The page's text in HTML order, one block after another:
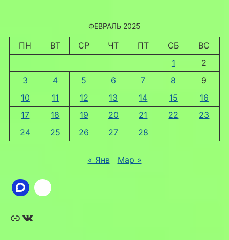
ФЕВРАЛЬ 2025
ПН ВТ СР ЧТ ПТ СБ
ВС
1
2
3
4 5 6 7 8
9
10
11 12 13 14 15
16
17
18 19 20 21 22
23
24
25 26 27 28
« Янв Мар »
Ссылка